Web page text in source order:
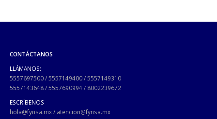
CONTÁCTANOS
LLÁMANOS:
5557697500/5557149400/5557149310
5557143648/5557690994/ 8002239672
ESCRÍBENOS
hola@fynsa.mx/ atencion@fynsa.mx